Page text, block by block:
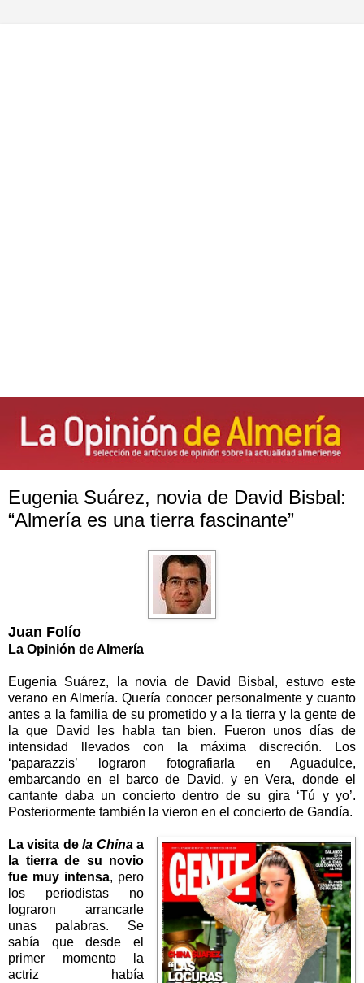
Eugenia Suárez, novia de David Bisbal:
“Almería es una tierra fascinante”
Juan Folío
La Opinión de Almería
Eugenia Suárez, la novia de David Bisbal, estuvo este
verano en Almería. Quería conocer personalmente y cuanto
antes a la familia de su prometido y a la tierra y la gente de
la que David les habla tan bien. Fueron unos días de
intensidad llevados con la máxima discreción. Los
‘paparazzis’ lograron fotografiarla en Aguadulce,
embarcando en el barco de David, y en Vera, donde el
cantante daba un concierto dentro de su gira ‘Tú y yo’.
Posteriormente también la vieron en el concierto de Gandía.
La visita dela Chinaa
la tierra de su novio
fue muy intensa, pero
los periodistas no
lograron arrancarle
unas palabras. Se
sabía que desde el
primer momento la
actriz había